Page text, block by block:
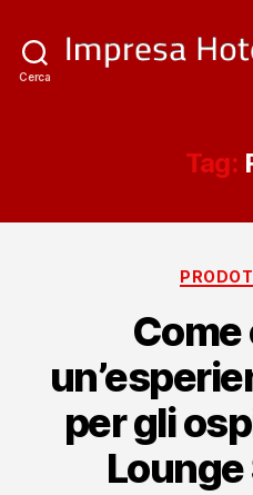
Cerca
Tag:
Come
per gli